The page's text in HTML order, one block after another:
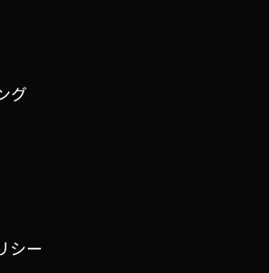
グ
シー